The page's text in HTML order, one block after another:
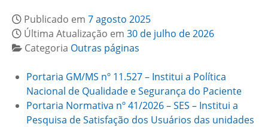
Publicado em 7 agosto 2025
Última Atualização em 30 de julho de 2026
Categoria Outras páginas
Portaria GM/MS nº 11.527 – Institui a Política
Nacional de Qualidade e Segurança do Paciente
Portaria Normativa nº 41/2026 – SES – Institui a
Pesquisa de Satisfação dos Usuários das unidades